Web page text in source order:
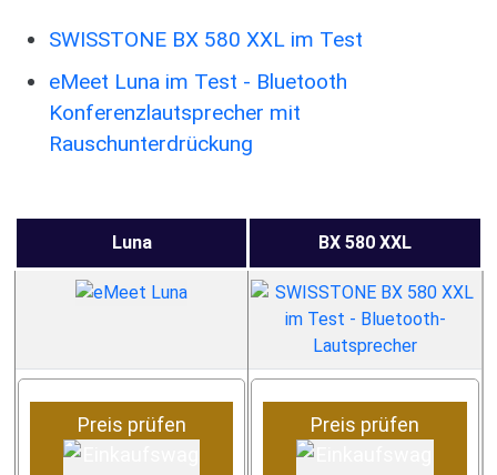
SWISSTONE BX 580 XXL im Test
eMeet Luna im Test - Bluetooth
Konferenzlautsprecher mit
Rauschunterdrückung
Luna BX 580 XXL
Preis prüfen Preis prüfen